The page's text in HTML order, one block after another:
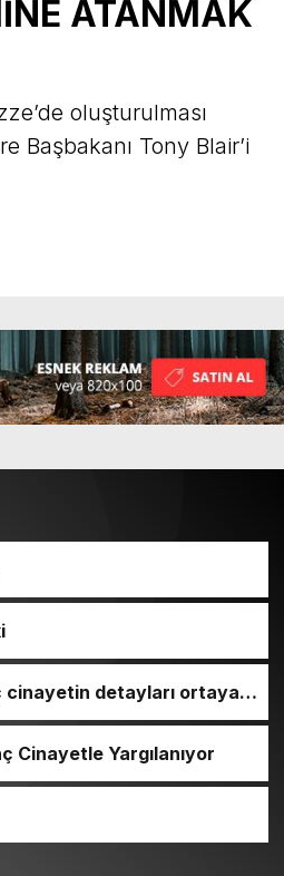
ATANMAK
oluşturulması
Başbakanı Tony Blair’i
detayları ortaya
Cinayetle Yargılanıyor